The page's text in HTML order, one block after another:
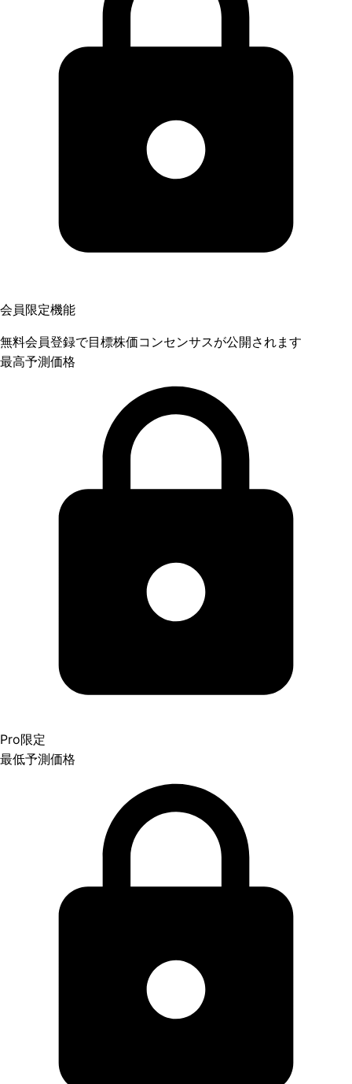
会員限定機能
無料会員登録で目標株価コンセンサスが公開されます
最高予測価格
Pro限定
最低予測価格